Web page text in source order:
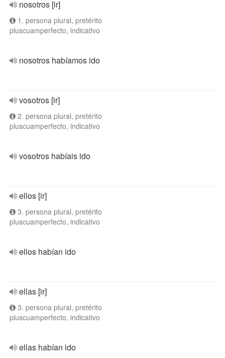
nosotros [ir]
1. persona plural, pretérito
pluscuamperfecto, indicativo
nosotros habíamos ido
vosotros [ir]
2. persona plural, pretérito
pluscuamperfecto, indicativo
vosotros habíais ido
ellos [ir]
3. persona plural, pretérito
pluscuamperfecto, indicativo
ellos habían ido
ellas [ir]
3. persona plural, pretérito
pluscuamperfecto, indicativo
ellas habían ido